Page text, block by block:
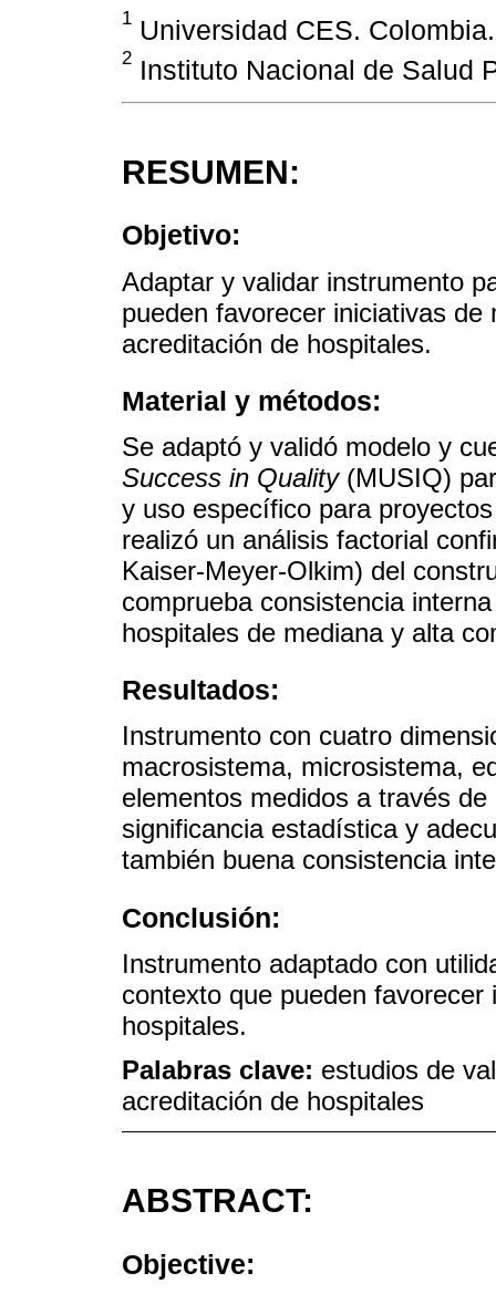
1 Universidad CES. Colombia.
2 Instituto Nacional de Salud
RESUMEN:
Objetivo:
Adaptar y validar instrumento
pueden favorecer iniciativas
acreditación de hospitales.
Material y métodos:
Se adaptó y validó modelo y
Success in Quality(MUSIQ)
y uso específico para
realizó un análisis factorial
Kaiser-Meyer-Olkim) del
comprueba consistencia
hospitales de mediana y alta
Resultados:
Instrumento con cuatro
macrosistema, microsistema,
elementos medidos a través
significancia estadística y
también buena consistencia
Conclusión:
Instrumento adaptado con
contexto que pueden
hospitales.
Palabras clave: estudios de
acreditación de hospitales
ABSTRACT:
Objective: